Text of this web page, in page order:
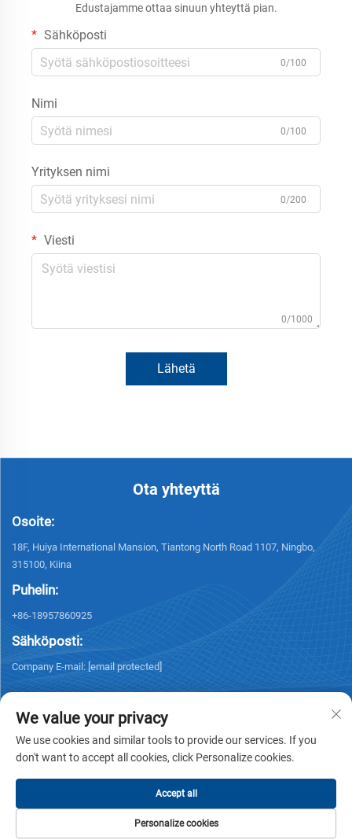
Edustajamme ottaa sinuun yhteyttä pian.
Sähköposti
0/100
Nimi
0/100
Yrityksen nimi
0/200
Viesti
0/1000
Lähetä
Ota yhteyttä
Osoite:
18F, Huiya International Mansion, Tiantong North Road 1107, Ningbo,
315100, Kiina
Puhelin:
+86-18957860925
Sähköposti:
Company E-mail: [email protected]
Tietosuojakäytäntö
We value your privacy
We use cookies and similar tools to provide our services. If you
don't want to accept all cookies, click Personalize cookies.
Personalize cookies
Accept all